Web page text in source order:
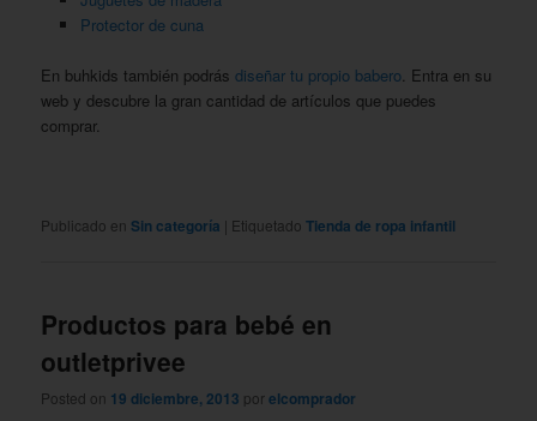
Protector de cuna
En buhkids también podrásdiseñar tu propio babero. Entra en su
web y descubre la gran cantidad de artículos que puedes
comprar.
Publicado en Sin categoría | Etiquetado Tienda de ropa infantil
Productos para bebé en
outletprivee
Posted on 19 diciembre, 2013 porelcomprador